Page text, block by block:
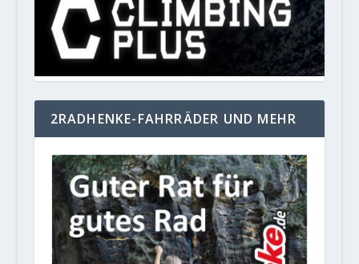
2RADHENKE-FAHRRÄDER UND MEHR